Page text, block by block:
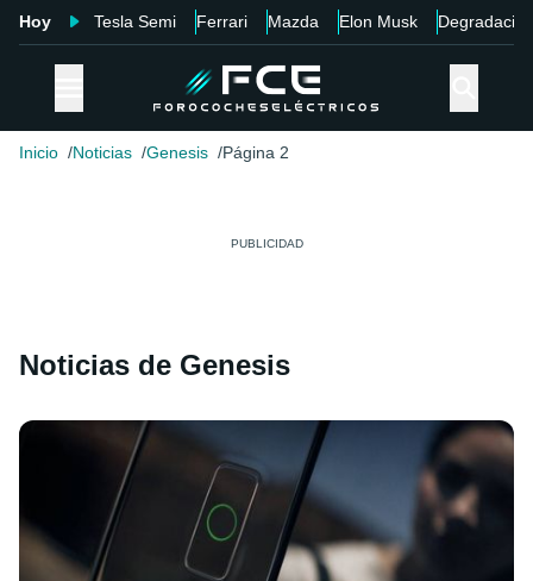
Hoy Tesla Semi Ferrari Mazda Elon Musk Degradación
Inicio Noticias Genesis Página 2
Noticias de Genesis